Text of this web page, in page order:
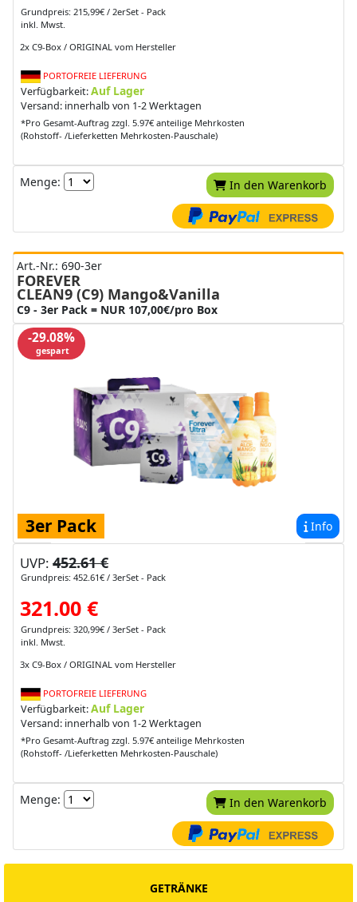
Grundpreis: 215,99€ / 2erSet - Pack
inkl. Mwst.
2x C9-Box / ORIGINAL vom Hersteller
PORTOFREIE LIEFERUNG
Verfügbarkeit:Auf Lager
Versand: innerhalb von 1-2 Werktagen
*Pro Gesamt-Auftrag zzgl. 5.97€ anteilige Mehrkosten
(Rohstoff- /Lieferketten Mehrkosten-Pauschale)
Menge: In den Warenkorb
Art.-Nr.: 690-3er
FOREVER
CLEAN9 (C9) Mango&Vanilla
C9 - 3er Pack = NUR 107,00€/pro Box
-29.08%
gespart
Info
3er Pack
UVP: 452.61 €
Grundpreis: 452.61€ / 3erSet - Pack
321.00 €
Grundpreis: 320,99€ / 3erSet - Pack
inkl. Mwst.
3x C9-Box / ORIGINAL vom Hersteller
PORTOFREIE LIEFERUNG
Verfügbarkeit:Auf Lager
Versand: innerhalb von 1-2 Werktagen
*Pro Gesamt-Auftrag zzgl. 5.97€ anteilige Mehrkosten
(Rohstoff- /Lieferketten Mehrkosten-Pauschale)
Menge: In den Warenkorb
GETRÄNKE